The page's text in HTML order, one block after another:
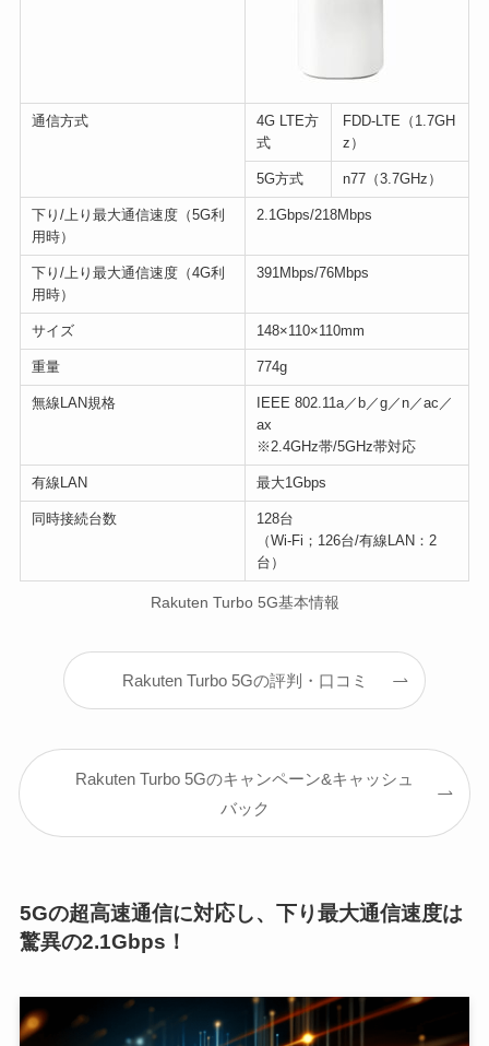
通信方式
4G LTE方
式
FDD-LTE（1.7GH
z）
5G方式 n77（3.7GHz）
下り/上り最大通信速度（5G利
用時）
2.1Gbps/218Mbps
下り/上り最大通信速度（4G利
用時）
391Mbps/76Mbps
サイズ 148×110×110mm
重量 774g
無線LAN規格
IEEE 802.11a／b／g／n／ac／
ax
※2.4GHz帯/5GHz帯対応
有線LAN 最大1Gbps
同時接続台数
128台
（Wi-Fi；126台/有線LAN：2
台）
Rakuten Turbo 5G基本情報
Rakuten Turbo 5Gの評判・口コミ
Rakuten Turbo 5Gのキャンペーン&キャッシュ
バック
5Gの超高速通信に対応し、下り最大通信速度は
驚異の2.1Gbps！